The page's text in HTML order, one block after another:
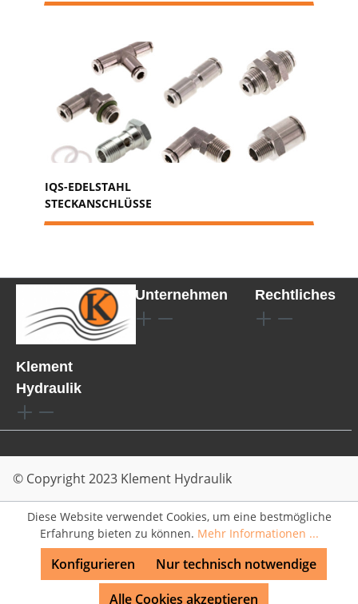
IQS-EDELSTAHL
STECKANSCHLÜSSE
Klement
Hydraulik
Unternehmen Rechtliches
© Copyright 2023 Klement Hydraulik
Diese Website verwendet Cookies, um eine bestmögliche
Erfahrung bieten zu können. Mehr Informationen ...
Nur technisch notwendige
Konfigurieren
Alle Cookies akzeptieren